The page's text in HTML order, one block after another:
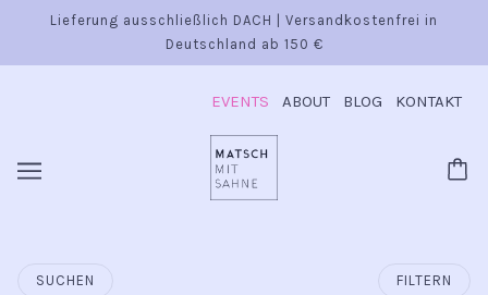
Lieferung ausschließlich DACH | Versandkostenfrei in
Deutschland ab 150 €
EVENTS ABOUT BLOG KONTAKT
SUCHEN FILTERN